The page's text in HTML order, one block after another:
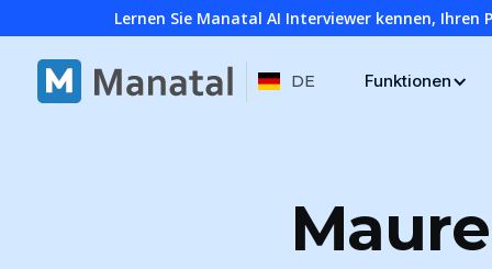
Lernen Sie Manatal AI Interviewer kennen,
DE Funktionen